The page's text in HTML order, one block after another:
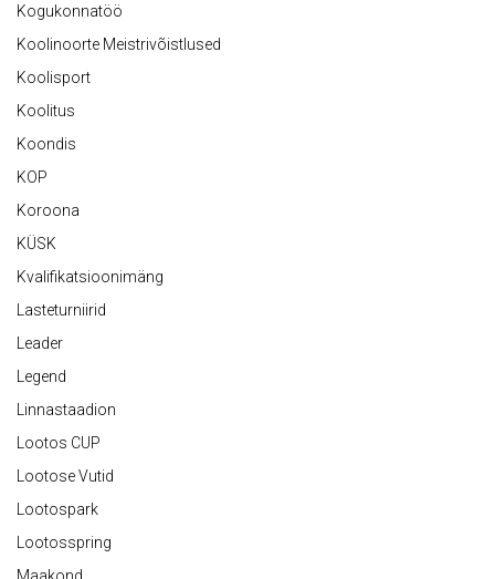
Kogukonnatöö
Koolinoorte Meistrivõistlused
Koolisport
Koolitus
Koondis
KOP
Koroona
KÜSK
Kvalifikatsioonimäng
Lasteturniirid
Leader
Legend
Linnastaadion
Lootos CUP
Lootose Vutid
Lootospark
Lootosspring